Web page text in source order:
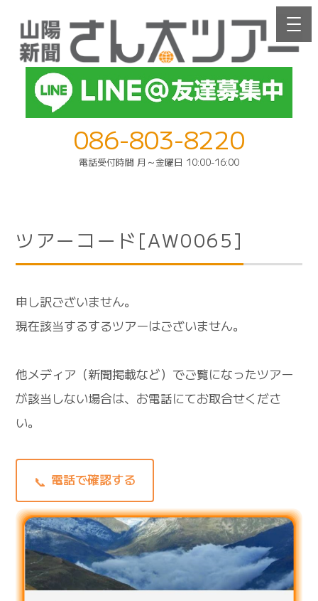
086-803-8220
電話受付時間 月～金曜日 10:00-16:00
ツアーコード[AW0065]
申し訳ございません。
現在該当するするツアーはございません。
他メディア（新聞掲載など）でご覧になったツアー
が該当しない場合は、お電話にてお取合せくださ
い。
📞 電話で確認する